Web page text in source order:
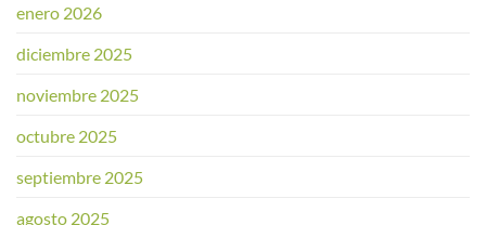
enero 2026
diciembre 2025
noviembre 2025
octubre 2025
septiembre 2025
agosto 2025